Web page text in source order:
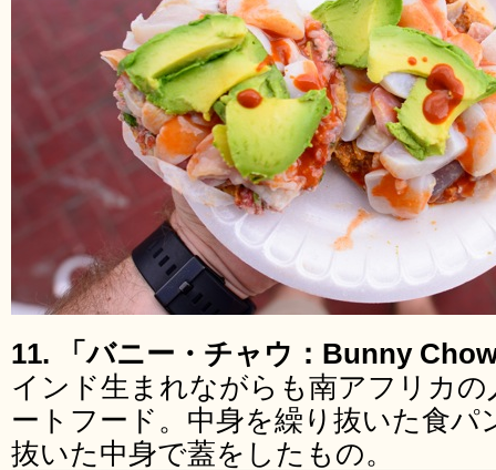
11. 「バニー・チャウ：Bunny
インド生まれながらも南アフリカ
ートフード。中身を繰り抜いた食パ
抜いた中身で蓋をしたもの。